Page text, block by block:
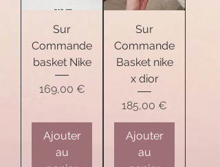
Sur
Commande
basket Nike
Prix
169,00 €
Ajouter
au
Sur
Commande
Basket nike
x dior
Prix
185,00 €
Ajouter
au